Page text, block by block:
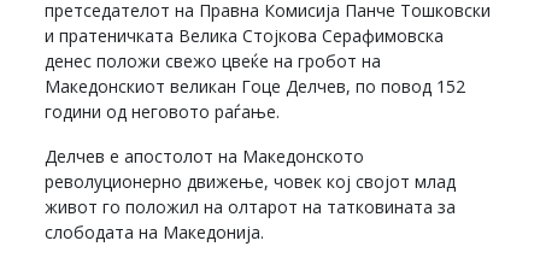
претседателот на Правна Комисија Панче Тошковски
и пратеничката Велика Стојкова Серафимовска
денес положи свежо цвеќе на гробот на
Македонскиот великан Гоце Делчев, по повод 152
години од неговото раѓање.
Делчев е апостолот на Македонското
револуционерно движење, човек кој својот млад
живот го положил на олтарот на татковината за
слободата на Македонија.